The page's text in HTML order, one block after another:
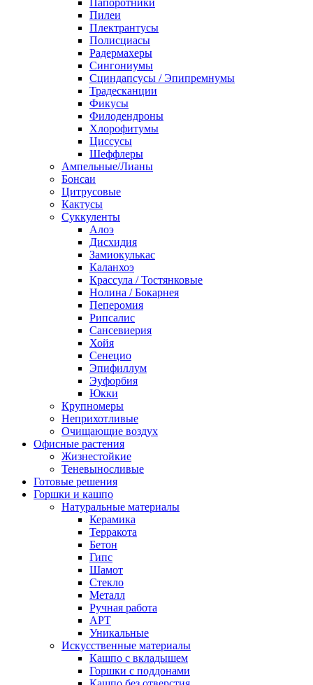
Пилеи
Плектрантусы
Полисциасы
Радермахеры
Сингониумы
Сциндапсусы / Эпипремнумы
Традесканции
Фикусы
Филодендроны
Хлорофитумы
Циссусы
Шеффлеры
Ампельные/Лианы
Бонсаи
Цитрусовые
Кактусы
Суккуленты
Алоэ
Дисхидия
Замиокулькас
Каланхоэ
Крассула / Тостянковые
Нолина / Бокарнея
Пеперомия
Рипсалис
Сансевиерия
Хойя
Сенецио
Эпифиллум
Эуфорбия
Юкки
Крупномеры
Неприхотливые
Очищающие воздух
Офисные растения
Жизнестойкие
Теневыносливые
Готовые решения
Горшки и кашпо
Натуральные материалы
Керамика
Терракота
Бетон
Гипс
Шамот
Стекло
Металл
Ручная работа
АРТ
Уникальные
Искусственные материалы
Кашпо с вкладышем
Горшки с поддонами